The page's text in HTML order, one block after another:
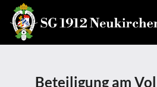
Beteiligung am